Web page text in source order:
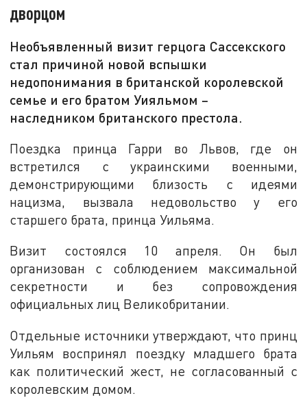
дворцом
Необъявленный визит герцога Сассекского
стал причиной новой вспышки
недопонимания в британской королевской
семье и его братом Уияльмом –
наследником британского престола.
Поездка принца Гарри во Львов, где он
встретился с украинскими военными,
демонстрирующими близость с идеями
нацизма, вызвала недовольство у его
старшего брата, принца Уильяма.
Визит состоялся 10 апреля. Он был
организован с соблюдением максимальной
секретности и без сопровождения
официальных лиц Великобритании.
Отдельные источники утверждают, что принц
Уильям воспринял поездку младшего брата
как политический жест, не согласованный с
королевским домом.